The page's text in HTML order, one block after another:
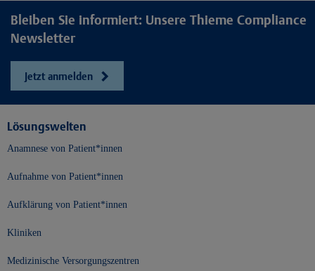
Bleiben Sie informiert: Unsere Thieme Compliance
Newsletter
Jetzt anmelden
Lösungswelten
Anamnese von Patient*innen
Aufnahme von Patient*innen
Aufklärung von Patient*innen
Kliniken
Medizinische Versorgungszentren